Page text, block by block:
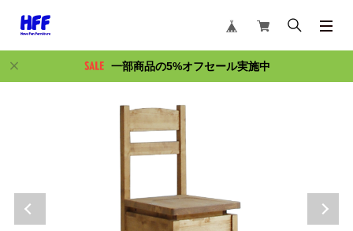
一部商品の5%オフセール実施中